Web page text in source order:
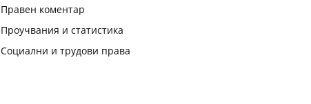
Правен коментар
Проучвания и статистика
Социални и трудови права